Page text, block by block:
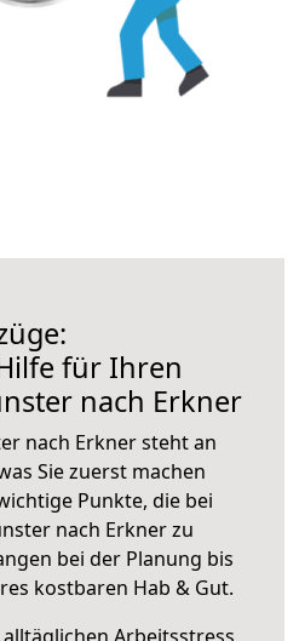
für Ihren
nach Erkner
nach Erkner steht an
Sie zuerst machen
Punkte, die bei
nach Erkner zu
bei der Planung bis
kostbaren Hab & Gut.